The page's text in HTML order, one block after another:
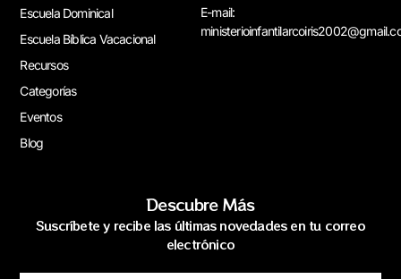
Escuela Dominical
Escuela Bíblica Vacacional
Recursos
Categorías
Eventos
Blog
E-mail:
Descubre Más
Suscríbete y recibe las últimas novedades en tu correo
electrónico